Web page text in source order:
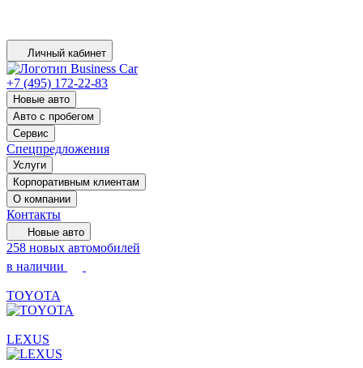
Личный кабинет
+7 (495) 172-22-83
Новые авто
Авто с пробегом
Сервис
Спецпредложения
Услуги
Корпоративным клиентам
О компании
Контакты
Новые авто
258 новых автомобилей
в наличии
TOYOTA
LEXUS